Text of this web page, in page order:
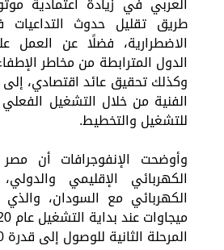
طريق تقليل حدوث
الاضطرارية، فضلًا عن العمل
الدول المترابطة من مخاطر
وكذلك تحقيق عائد اقتصادي، إلى
الفنية من خلال التشغيل
للتشغيل والتخطيط.
وأوضحت الإنفوجرافات أن
الكهربائي الإقليمي
المرحلة الثانية للوصول إلى قدرة 300 ميجاوات.